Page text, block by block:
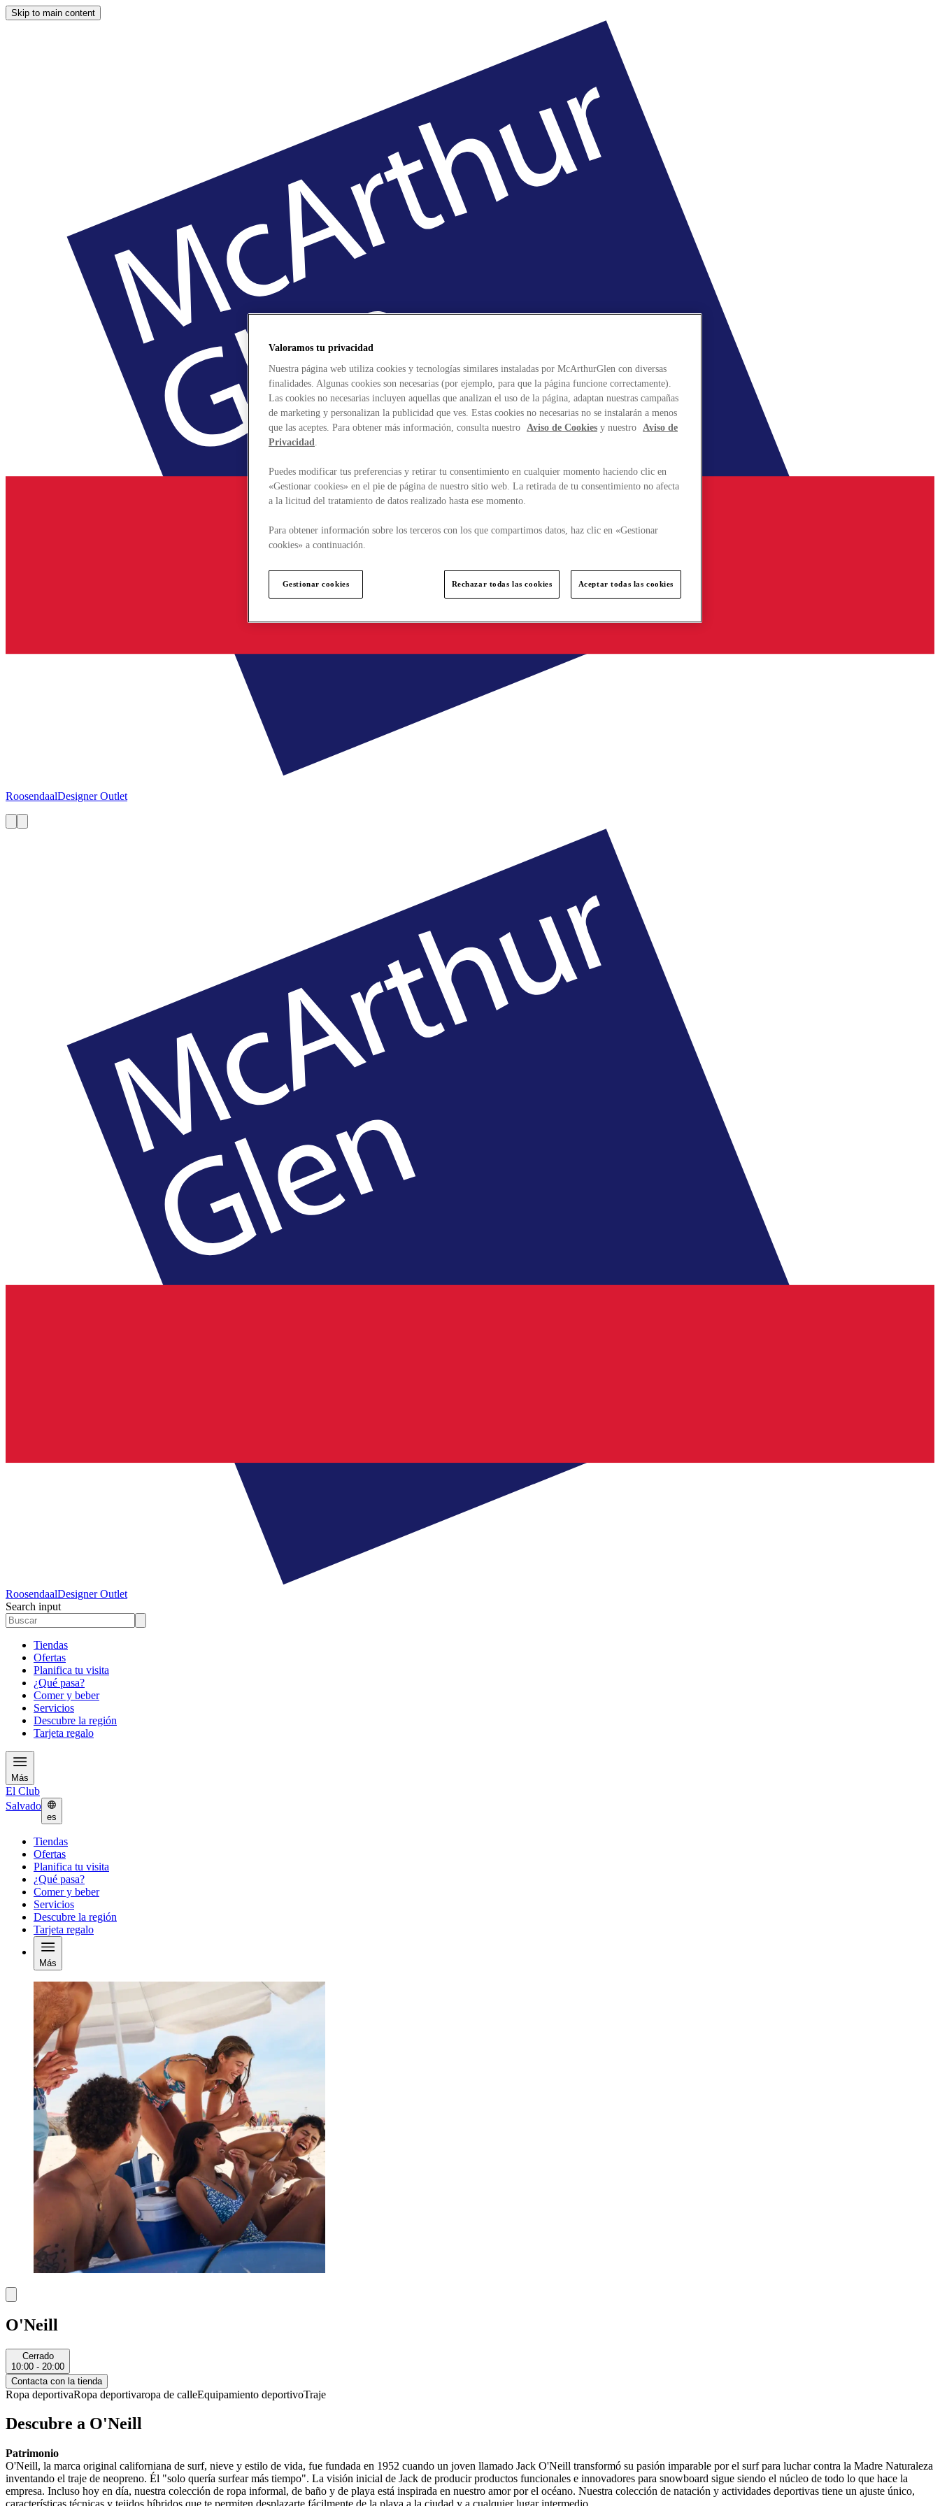
Skip to main content
RoosendaalDesigner Outlet
RoosendaalDesigner Outlet
Search input
Tiendas
Ofertas
Planifica tu visita
¿Qué pasa?
Comer y beber
Servicios
Descubre la región
Tarjeta regalo
Más
El Club
Salvado
es
Tiendas
Ofertas
Planifica tu visita
¿Qué pasa?
Comer y beber
Servicios
Descubre la región
Tarjeta regalo
Más
O'Neill
Cerrado
10:00 - 20:00
Contacta con la tienda
Ropa deportivaRopa deportivaropa de calleEquipamiento deportivoTraje
Descubre a O'Neill
Patrimonio
O'Neill, la marca original californiana de surf, nieve y estilo de vida, fue fundada en 1952 cuando un joven llamado Jack O'Neill transformó su pasión imparable por el surf para luchar contra la Madre Naturaleza
inventando el traje de neopreno. Él "solo quería surfear más tiempo". La visión inicial de Jack de producir productos funcionales e innovadores para snowboard sigue siendo el núcleo de todo lo que hace la
empresa. Incluso hoy en día, nuestra colección de ropa informal, de baño y de playa está inspirada en nuestro amor por el océano. Nuestra colección de natación y actividades deportivas tiene un ajuste único,
Valoramos tu privacidad
Nuestra página web utiliza cookies y tecnologías similares instaladas por McArthurGlen con diversas
finalidades. Algunas cookies son necesarias (por ejemplo, para que la página funcione correctamente).
Las cookies no necesarias incluyen aquellas que analizan el uso de la página, adaptan nuestras campañas
de marketing y personalizan la publicidad que ves. Estas cookies no necesarias no se instalarán a menos
que las aceptes. Para obtener más información, consulta nuestro Aviso de Cookies y nuestro Aviso de
Privacidad.
Puedes modificar tus preferencias y retirar tu consentimiento en cualquier momento haciendo clic en
«Gestionar cookies» en el pie de página de nuestro sitio web. La retirada de tu consentimiento no afecta
a la licitud del tratamiento de datos realizado hasta ese momento.
Para obtener información sobre los terceros con los que compartimos datos, haz clic en «Gestionar
cookies» a continuación.
Gestionar cookies Rechazar todas las cookies Aceptar todas las cookies